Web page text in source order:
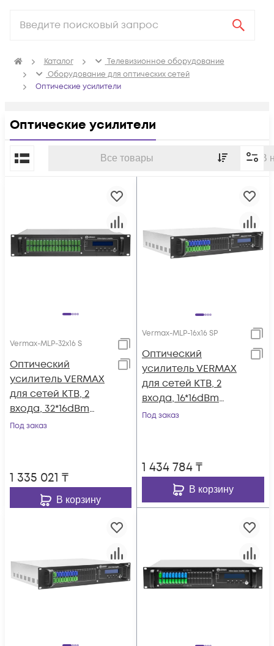
Каталог
Телевизионное оборудование
Оборудование для оптических сетей
Оптические усилители
Оптические усилители
Все товары В
По популярности
Vermax-MLP-32x16 S
Оптический
усилитель VERMAX
для сетей КТВ, 2
входа, 32*16dBm
выхода
Под заказ
1 335 021 ₸
В корзину
Vermax-MLP-16x16 SP
Оптический
усилитель VERMAX
для сетей КТВ, 2
входа, 16*16dBm
выхода, WDM
Под заказ
1 434 784₸
В корзину